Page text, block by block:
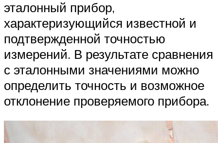
эталонный прибор,
характеризующийся известной и
подтвержденной точностью
измерений. В результате сравнения
с эталонными значениями можно
определить точность и возможное
отклонение проверяемого прибора.